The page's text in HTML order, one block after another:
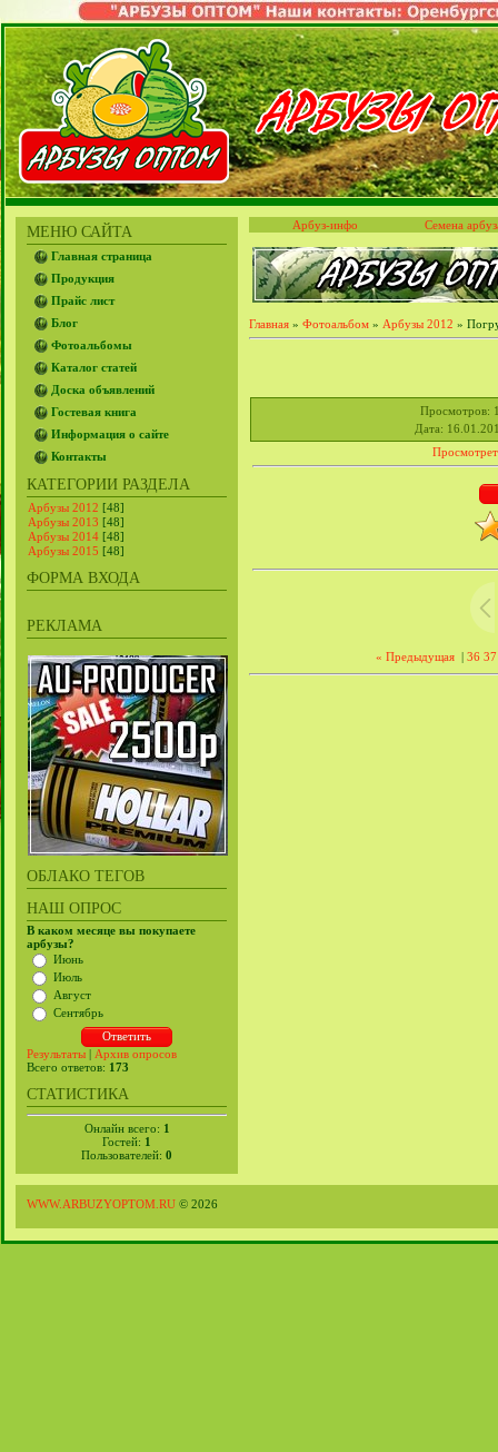
МЕНЮ САЙТА
Главная страница
Продукция
Прайс лист
Блог
Фотоальбомы
Каталог статей
Доска объявлений
Гостевая книга
Информация о сайте
Контакты
КАТЕГОРИИ РАЗДЕЛА
Арбузы 2012 [48]
Арбузы 2013 [48]
Арбузы 2014 [48]
Арбузы 2015 [48]
ФОРМА ВХОДА
РЕКЛАМА
ОБЛАКО ТЕГОВ
НАШ ОПРОС
В каком месяце вы покупаете
арбузы?
Июнь
Июль
Август
Сентябрь
Результаты | Архив опросов
Всего ответов: 173
СТАТИСТИКА
Онлайн всего: 1
Гостей: 1
Пользователей: 0
Арбуз-инфо Семена
Главная » Фотоальбом » Арбузы 2012 »
Просмотров:
Дата:
« Предыдущая | 36 37
WWW.ARBUZYOPTOM.RU © 2026